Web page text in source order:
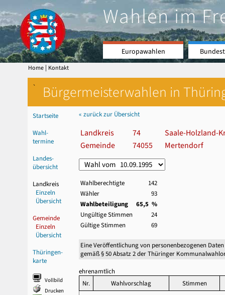
Wahlen im
Europawahlen
Home | Kontakt
` Bürgermeisterwahlen in
Startseite
Wahl-
termine
Landes-
übersicht
Landkreis
Einzeln
Übersicht
Gemeinde
Einzeln
Übersicht
Thüringen-
karte
Vollbild
Drucken
« zurück zur Übersicht
Landkreis 74
Saale-Holzland-
Gemeinde
74055 Mertendorf
Wahlberechtigte
142
Wähler
93
Wahlbeteiligung
65,5 %
Ungültige Stimmen
24
Gültige Stimmen
69
Eine Veröffentlichung von personenbezogenen
gemäß § 50 Absatz 2 der Thüringer
ehrenamtlich
Nr.
Wahlvorschlag Stimmen